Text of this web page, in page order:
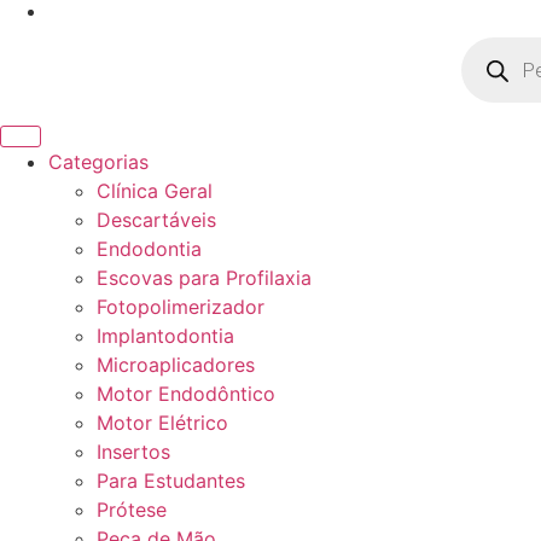
Categorias
Clínica Geral
Descartáveis
Endodontia
Escovas para Profilaxia
Fotopolimerizador
Implantodontia
Microaplicadores
Motor Endodôntico
Motor Elétrico
Insertos
Para Estudantes
Prótese